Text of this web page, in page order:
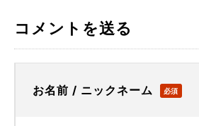
コメントを送る
お名前 / ニックネーム 必須